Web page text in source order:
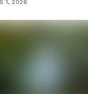
1, 2026